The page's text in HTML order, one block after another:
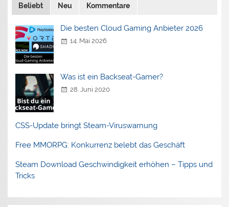
Beliebt Neu Kommentare
Die besten Cloud Gaming Anbieter 2026
14. Mai 2026
Was ist ein Backseat-Gamer?
28. Juni 2020
CSS-Update bringt Steam-Viruswarnung
Free MMORPG: Konkurrenz belebt das Geschäft
Steam Download Geschwindigkeit erhöhen – Tipps und
Tricks